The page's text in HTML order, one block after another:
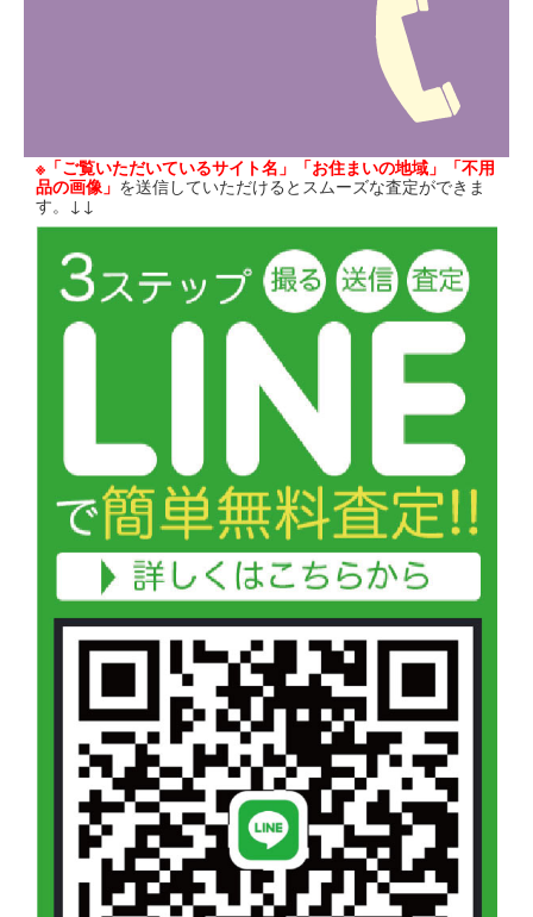
※「ご覧いただいているサイト名」「お住まいの地域」「不用
品の画像」 を送信していただけるとスムーズな査定ができま
す。↓↓